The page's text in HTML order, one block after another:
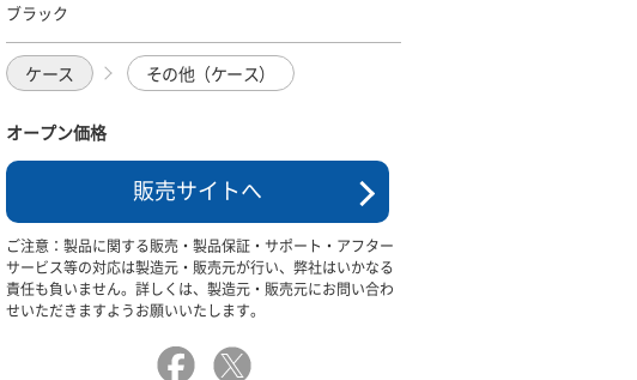
ブラック
ケース その他（ケース）
オープン価格
販売サイトへ
ご注意：製品に関する販売・製品保証・サポート・アフター
サービス等の対応は製造元・販売元が行い、弊社はいかなる
責任も負いません。詳しくは、製造元・販売元にお問い合わ
せいただきますようお願いいたします。